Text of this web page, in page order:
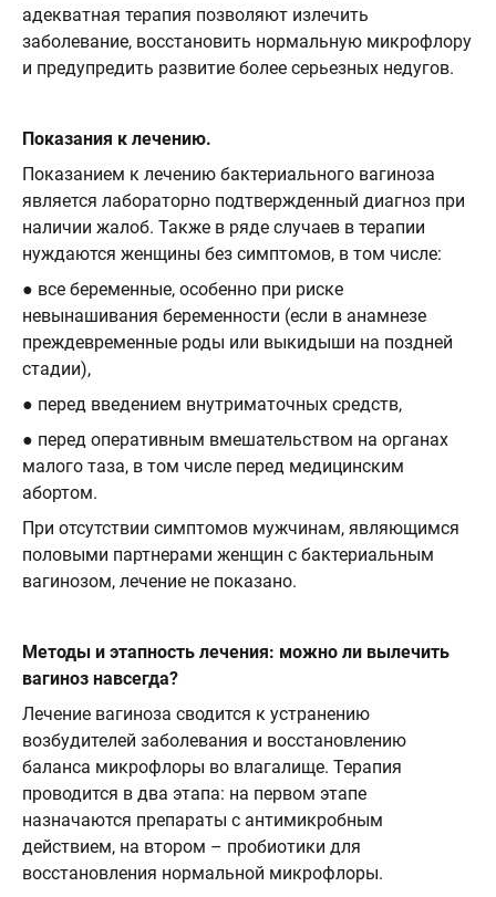
адекватная терапия позволяют излечить
заболевание, восстановить нормальную микрофлору
и предупредить развитие более серьезных недугов.
Показания к лечению.
Показанием к лечению бактериального вагиноза
является лабораторно подтвержденный диагноз при
наличии жалоб. Также в ряде случаев в терапии
нуждаются женщины без симптомов, в том числе:
● все беременные, особенно при риске
невынашивания беременности (если в анамнезе
преждевременные роды или выкидыши на поздней
стадии),
● перед введением внутриматочных средств,
● перед оперативным вмешательством на органах
малого таза, в том числе перед медицинским
абортом.
При отсутствии симптомов мужчинам, являющимся
половыми партнерами женщин с бактериальным
вагинозом, лечение не показано.
Методы и этапность лечения: можно ли вылечить
вагиноз навсегда?
Лечение вагиноза сводится к устранению
возбудителей заболевания и восстановлению
баланса микрофлоры во влагалище. Терапия
проводится в два этапа: на первом этапе
назначаются препараты с антимикробным
действием, на втором – пробиотики для
восстановления нормальной микрофлоры.